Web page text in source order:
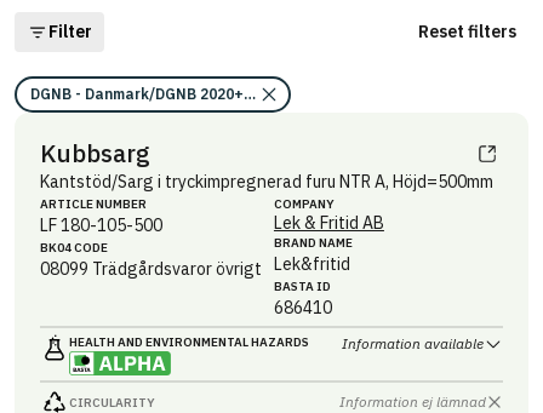
Filter Reset filters
DGNB - Danmark/DGNB 2020+2023/Kravområde miljökvalitet/EU
Kubbsarg
Kantstöd/Sarg i tryckimpregnerad furu NTR A, Höjd=500mm
ARTICLE NUMBER
LF 180-105-500
BK04 CODE
08099 Trädgårdsvaror övrigt
COMPANY
Lek & Fritid AB
BRAND NAME
Lek&fritid
BASTA ID
686410
HEALTH AND ENVIRONMENTAL HAZARDS Information available
CIRCULARITY Information ej lämnad